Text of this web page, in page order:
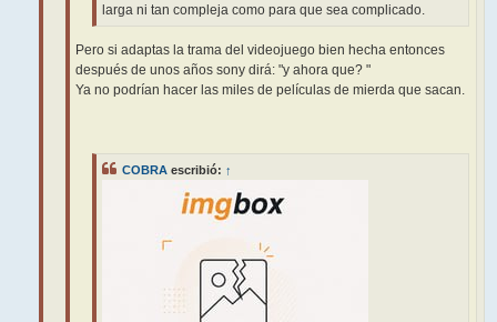
larga ni tan compleja como para que sea complicado.
Pero si adaptas la trama del videojuego bien hecha entonces
después de unos años sony dirá: "y ahora que? "
Ya no podrían hacer las miles de películas de mierda que sacan.
COBRA escribió: ↑